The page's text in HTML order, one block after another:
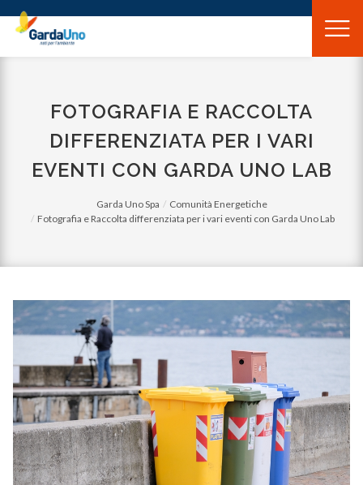
Gardauno
Spa
FOTOGRAFIA E RACCOLTA
DIFFERENZIATA PER I VARI
EVENTI CON GARDA UNO LAB
Garda Uno Spa
Comunità Energetiche
Fotografia e Raccolta differenziata per i vari eventi con Garda Uno Lab